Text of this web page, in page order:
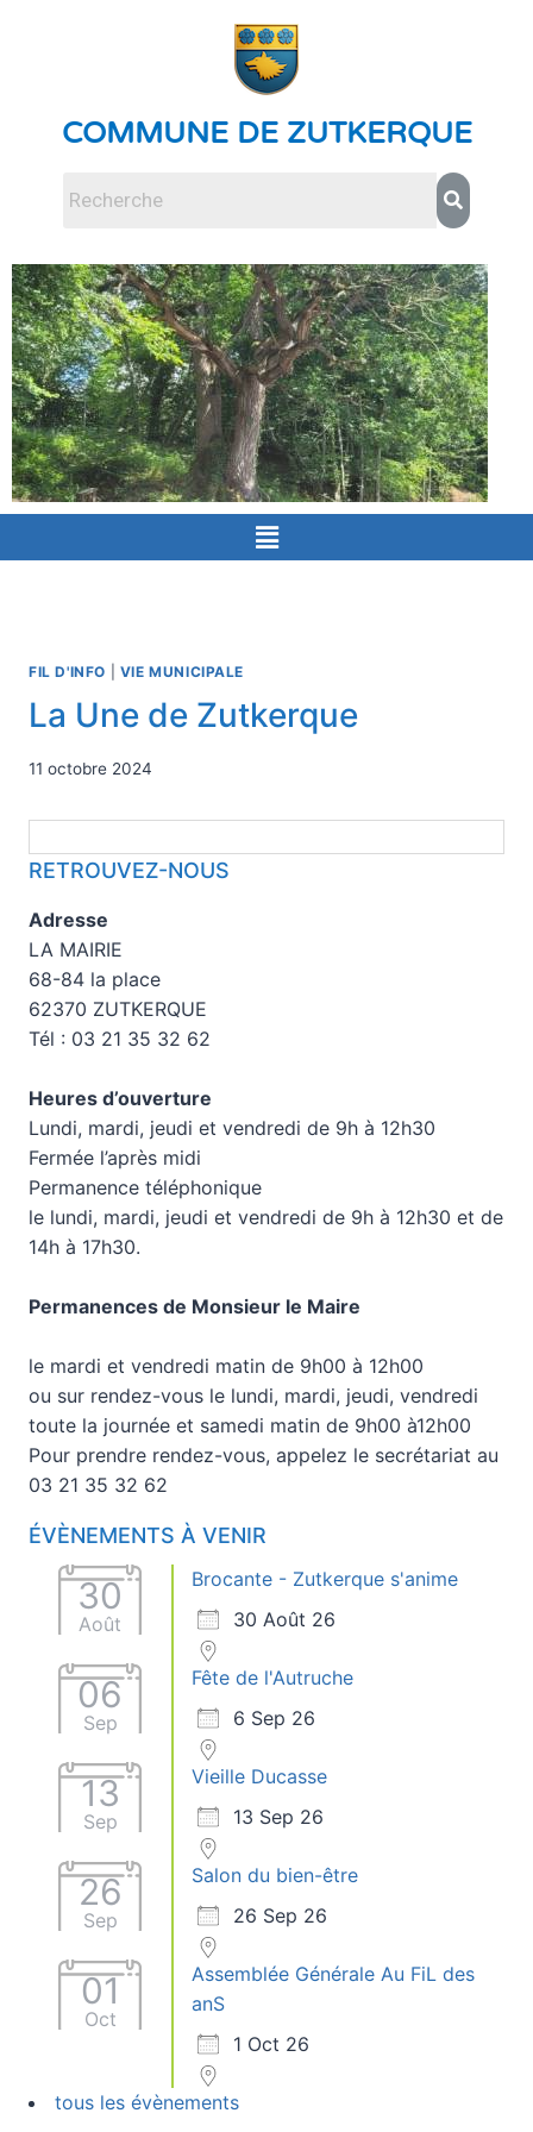
COMMUNE DE ZUTKERQUE
FIL D'INFO VIE MUNICIPALE
La Une de Zutkerque
11 octobre 2024
RETROUVEZ-NOUS
Adresse
LA MAIRIE
68-84 la place
62370 ZUTKERQUE
Tél : 03 21 35 32 62
Heures d’ouverture
Lundi, mardi, jeudi et vendredi de 9h à 12h30
Fermée l’après midi
Permanence téléphonique
le lundi, mardi, jeudi et vendredi de 9h à 12h30 et de
14h à 17h30.
Permanences de Monsieur le Maire
le mardi et vendredi matin de 9h00 à 12h00
ou sur rendez-vous le lundi, mardi, jeudi, vendredi
toute la journée et samedi matin de 9h00 à12h00
Pour prendre rendez-vous, appelez le secrétariat au
03 21 35 32 62
ÉVÈNEMENTS À VENIR
30
Août
Brocante - Zutkerque s'anime
30 Août 26
06
Sep
Fête de l'Autruche
6 Sep 26
13
Sep
Vieille Ducasse
13 Sep 26
26
Sep
Salon du bien-être
26 Sep 26
01
Oct
Assemblée Générale Au FiL des
anS
1 Oct 26
tous les évènements